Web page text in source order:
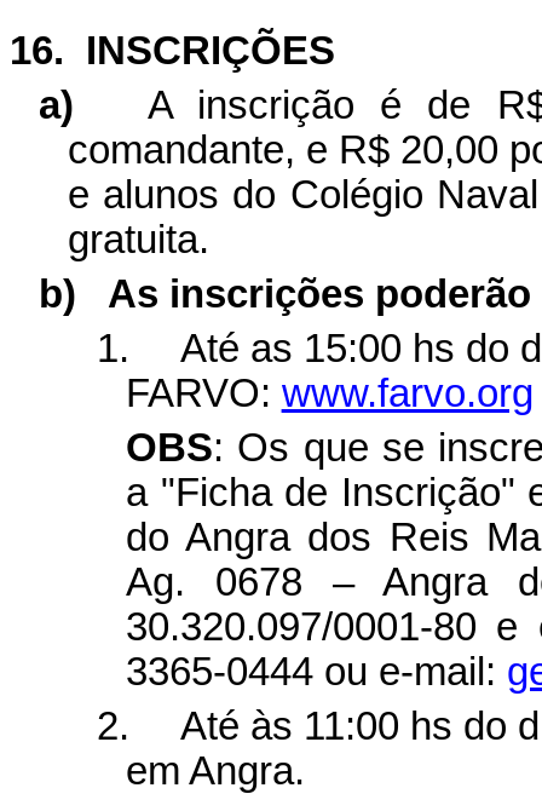
16.
INSCRIÇÕES
a)
A inscrição é de
comandante, e R$ 20,00
e alunos do Colégio
gratuita.
b)
As inscrições
1.
Até as 15:00 hs do
FARVO: www.farvo.org
OBS: Os que se
a "Ficha de Inscrição"
do Angrados Reis
Ag. 0678 – Angra
30.320.097/0001-80 e
3365-0444 ou e-mail:
2.
Até às 11:00 hs do
em Angra.